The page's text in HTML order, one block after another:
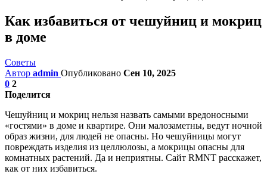
Как избавиться от чешуйниц и мокриц
в доме
Советы
Автор admin Опубликовано Сен 10, 2025
0 2
Поделится
Чешуйниц и мокриц нельзя назвать самыми вредоносными
«гостями» в доме и квартире. Они малозаметны, ведут ночной
образ жизни, для людей не опасны. Но чешуйницы могут
повреждать изделия из целлюлозы, а мокрицы опасны для
комнатных растений. Да и неприятны. Сайт RMNT расскажет,
как от них избавиться.